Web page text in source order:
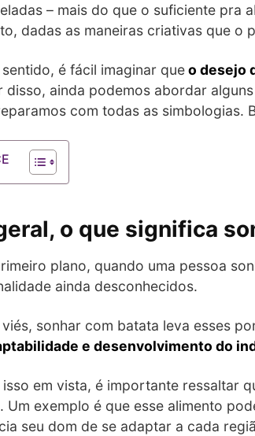
– mais do que o suficiente pra
dadas as maneiras criativas que o
sentido, é fácil imaginar queo desejo
disso, ainda podemos abordar
com todas as simbologias.
o que significa
plano, quando uma pessoa
ainda desconhecidos.
viés, sonhar com batata leva esses
e desenvolvimento do
isso em vista, é importante ressaltar
Um exemplo é que esse alimento
seu dom de se adaptar a cada